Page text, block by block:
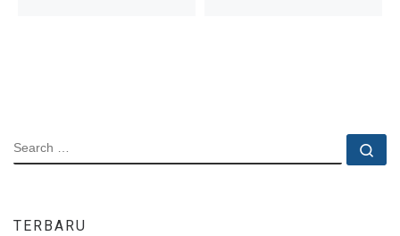
SEARCH
TERBARU